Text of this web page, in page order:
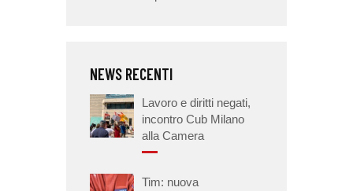
NEWS RECENTI
Lavoro e diritti negati,
incontro Cub Milano
alla Camera
Tim: nuova